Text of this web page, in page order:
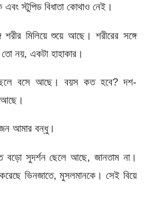
স্টুপিড বিধাতা কোথাও নেই।
শরীর মিলিয়ে শুয়ে আছে। শরীরের সঙ্গে
নয়, একটা হাহাকার।
বসে আছে। বয়স কত হবে? দশ-
আছে।
আমার বন্ধু।
বড়ো সুদর্শন ছেলে আছে, জানতাম না।
ভিনজাতে, মুসলমানকে। সেই বিয়ে